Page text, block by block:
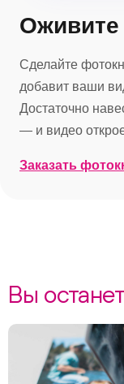
Оживите
Сделайте
добавит ваши
Достаточно
— и видео
Заказать
Вы